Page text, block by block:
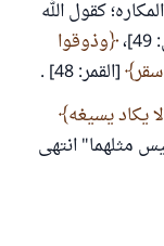
كقول الله
وذوقوا
[القمر: 48] .
يكاد يسيغه
ليس مثلهما" انتهى